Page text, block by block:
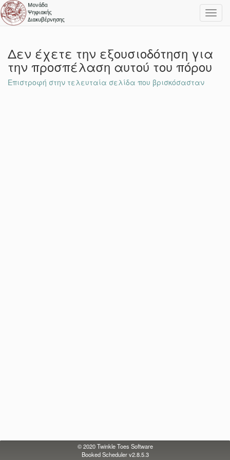
Δεν έχετε την εξουσιοδότηση για
την προσπέλαση αυτού του πόρου
Επιστροφή στην τελευταία σελίδα που βρισκόσασταν
© 2020Twinkle Toes Software
Booked Scheduler v2.8.5.3